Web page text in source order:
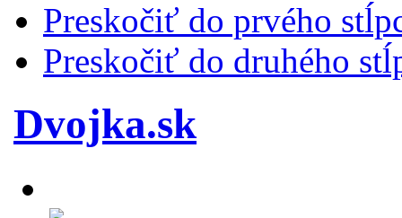
Preskočiť do prvého
Preskočiť do druhého
Dvojka.sk